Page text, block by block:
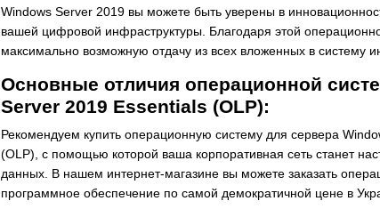
Windows Server 2019 вы можете быть уверены в
вашей цифровой инфраструктуры. Благодаря этой
максимально возможную отдачу из всех вложенных в систему
Основные отличия операционной
Server 2019 Essentials (OLP):
Рекомендуем купить операционную систему для сервера
(OLP), с помощью которой ваша корпоративная сеть станет
данных. В нашем интернет-магазине вы можете заказать
программное обеспечение по самой демократичной цене в